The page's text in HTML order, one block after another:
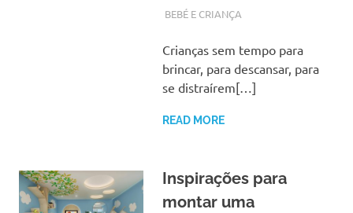
OUTUBRO 30, 2017
ADMIN
BEBÉ E CRIANÇA
Crianças sem tempo para
brincar, para descansar, para
se distraírem[…]
READ MORE
Inspirações para
montar uma